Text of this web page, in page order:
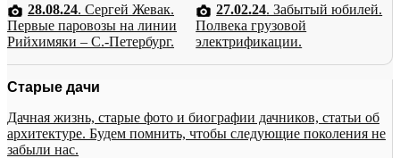
28.08.24. Сергей Жевак.
Первые паровозы на линии
Рийхимяки – С.-Петербург.
27.02.24. Забытый юбилей.
Полвека грузовой
электрификации.
Старые дачи
Дачная жизнь, старые фото и биографии дачников, статьи об
архитектуре. Будем помнить, чтобы следующие поколения не
забыли нас.